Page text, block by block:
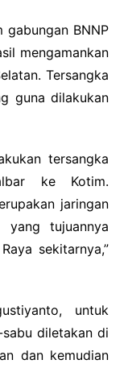
gabungan BNNP
mengamankan
Tersangka
guna dilakukan
tersangka
ke Kotim.
jaringan
yang tujuannya
sekitarnya,”
untuk
diletakan di
dan kemudian